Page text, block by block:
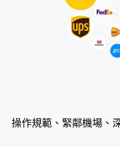
操作規範、緊鄰機場、